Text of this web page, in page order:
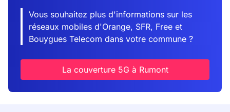
Vous souhaitez plus d'informations sur les
réseaux mobiles d'Orange, SFR, Free et
Bouygues Telecom dans votre commune ?
La couverture 5G à Rumont